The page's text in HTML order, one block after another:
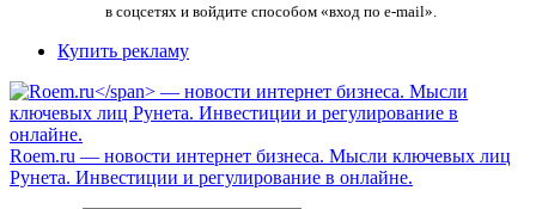
в соцсетях и войдите способом «вход по e-mail».
Купить рекламу
Roem.ru — новости интернет бизнеса. Мысли ключевых лиц
Рунета. Инвестиции и регулирование в онлайне.